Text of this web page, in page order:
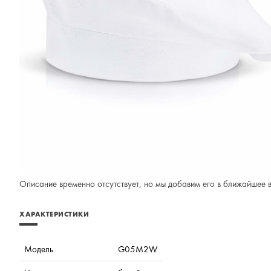
Описание временно отсутствует, но мы добавим его в ближайшее
ХАРАКТЕРИСТИКИ
Модель
G05M2W